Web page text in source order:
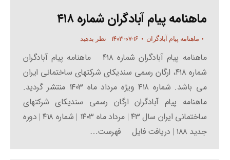
ماهنامه پیام آبادگران شماره ۴۱۸
ماهنامه پیام آبادگران ۱۴۰۳-۰۷-۱۶ نظر بدهید
ماهنامه پیام آبادگران شماره ۴۱۸ ماهنامه پیام آبادگران
شماره ۴۱۸، ارگان رسمی سندیکای شرکتهای ساختمانی ایران
می باشد. شماره ۴۱۸ ویژه مرداد ماه ۱۴۰۳ منتشر گردید.
ماهنامه پیام آبادگران ارگان رسمی سندیکای شرکتهای
ساختمانی ایران سال ۴۳ | مرداد ماه ۱۴۰۳ | شماره ۴۱۸ | دوره
جدید ۱۸۸ | دریافت فایل فهرست…